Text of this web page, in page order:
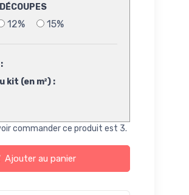
12% 15%
(en m²) :
commander ce produit est 3.
Ajouter au panier